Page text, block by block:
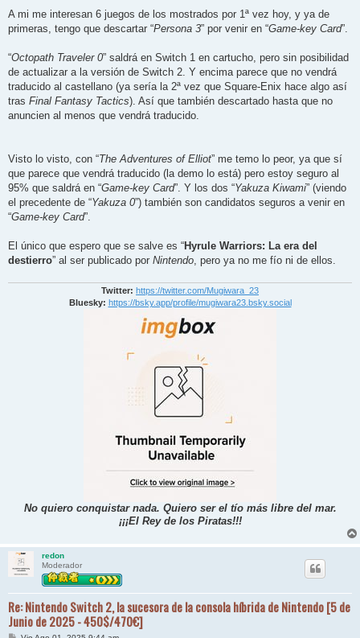
A mi me interesan 6 juegos de los mostrados por 1ª vez hoy, y ya de
primeras, tengo que descartar “Persona 3” por venir en “Game-key Card”.
“Octopath Traveler 0” saldrá en Switch 1 en cartucho, pero sin posibilidad
de actualizar a la versión de Switch 2. Y encima parece que no vendrá
traducido al castellano (ya sería la 2ª vez que Square-Enix hace algo así
tras Final Fantasy Tactics). Así que también descartado hasta que no
anuncien al menos que vendrá traducido.
Visto lo visto, con “The Adventures of Elliot” me temo lo peor, ya que sí
que parece que vendrá traducido (la demo lo está) pero estoy seguro al
95% que saldrá en “Game-key Card”. Y los dos “Yakuza Kiwami” (viendo
el precedente de “Yakuza 0”) también son candidatos seguros a venir en
“Game-key Card”.
El único que espero que se salve es “Hyrule Warriors: La era del
destierro” al ser publicado por Nintendo, pero ya no me fío ni de ellos.
Twitter: https://twitter.com/Mugiwara_23
Bluesky: https://bsky.app/profile/mugiwara23.bsky.social
No quiero conquistar nada. Quiero ser el tío más libre del mar.
¡¡¡El Rey de los Piratas!!!
redon
Moderador
Re: Nintendo Switch 2, la sucesora de la consola híbrida de Nintendo [5 de
Junio de 2025 - 450$/470€]